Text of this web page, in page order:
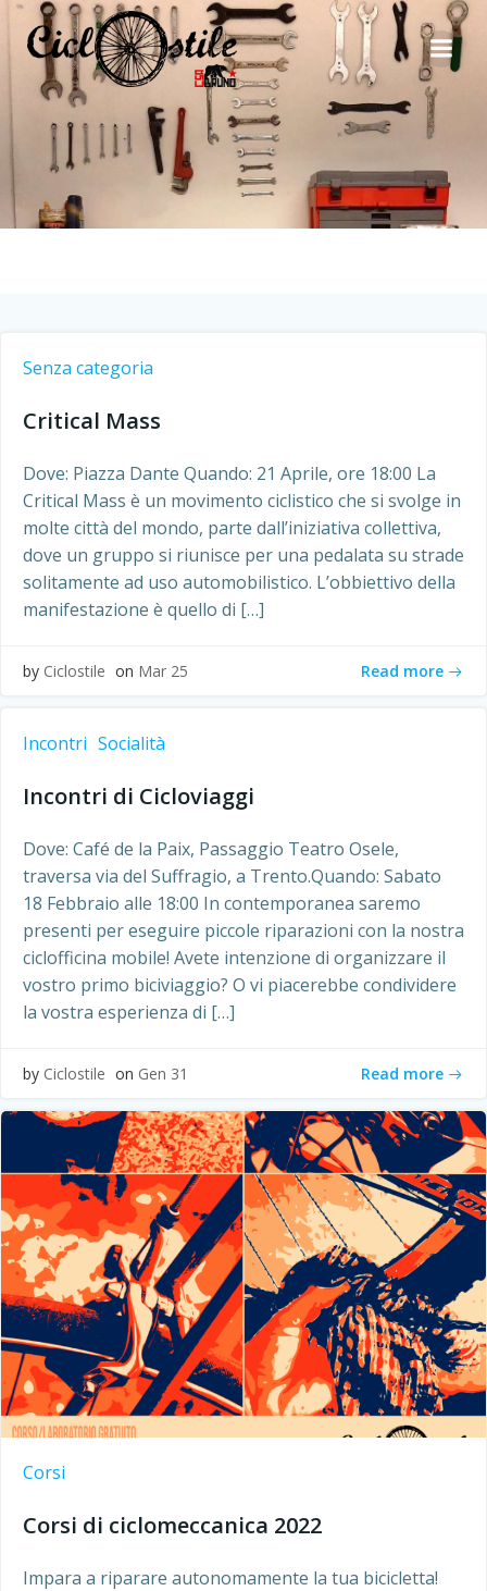
Vai
al
contenuto
Senza categoria
Critical Mass
Dove: Piazza Dante Quando: 21 Aprile, ore 18:00 La
Critical Mass è un movimento ciclistico che si svolge in
molte città del mondo, parte dall’iniziativa collettiva,
dove un gruppo si riunisce per una pedalata su strade
solitamente ad uso automobilistico. L’obbiettivo della
manifestazione è quello di […]
by Ciclostile on Mar 25 Read more
Incontri Socialità
Incontri di Cicloviaggi
Dove: Café de la Paix, Passaggio Teatro Osele,
traversa via del Suffragio, a Trento.Quando: Sabato
18 Febbraio alle 18:00 In contemporanea saremo
presenti per eseguire piccole riparazioni con la nostra
ciclofficina mobile! Avete intenzione di organizzare il
vostro primo biciviaggio? O vi piacerebbe condividere
la vostra esperienza di […]
by Ciclostile on Gen 31 Read more
Corsi
Corsi di ciclomeccanica 2022
Impara a riparare autonomamente la tua bicicletta!